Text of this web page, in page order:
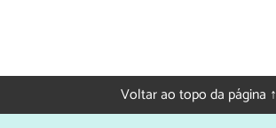
Voltar ao topo da página ↑